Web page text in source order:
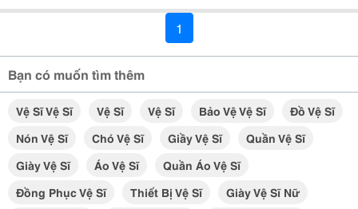
1
Bạn có muốn tìm thêm
Vệ Sĩ Vệ Sĩ Vệ Sĩ Vệ Sĩ Bảo Vệ Vệ Sĩ
Đồ Vệ Sĩ
Nón Vệ Sĩ
Chó Vệ Sĩ Giầy Vệ Sĩ
Quần Vệ Sĩ
Giày Vệ Sĩ
Áo Vệ Sĩ
Quần Áo Vệ Sĩ
Đồng Phục Vệ Sĩ
Thiết Bị Vệ Sĩ
Giày Vệ Sĩ Nữ